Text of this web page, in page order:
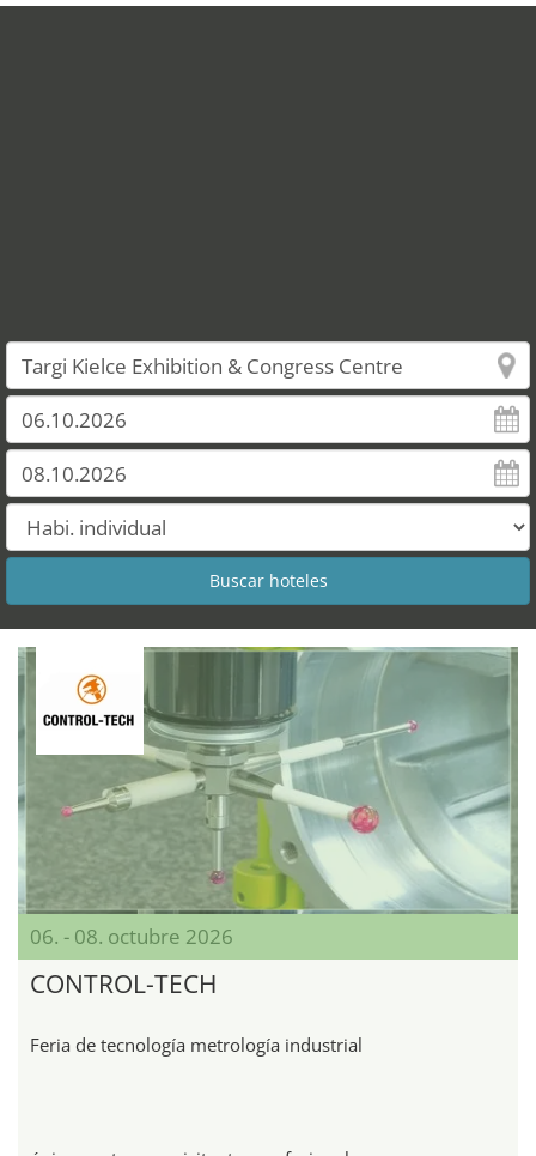
06. - 08. octubre 2026
CONTROL-TECH
Feria de tecnología metrología industrial